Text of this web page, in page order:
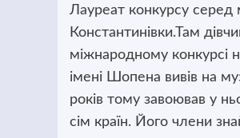
Лауреат конкурсу серед
Константинівки.Там
міжнародному конкурсі
імені Шопена вивів на
років тому завоював у
сім країн. Його члени